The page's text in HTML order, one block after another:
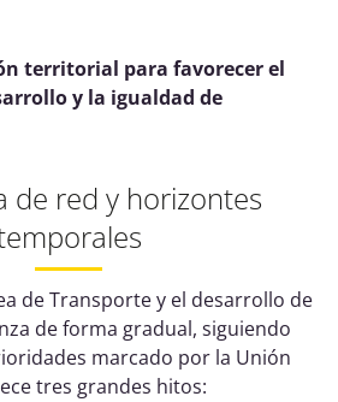
territorial para favorecer el
y la igualdad de
de red y horizontes
de Transporte y el desarrollo de
de forma gradual, siguiendo
marcado por la Unión
tres grandes hitos: